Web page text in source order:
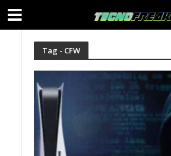
Tag - CFW